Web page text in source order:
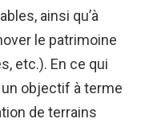
ainsi qu’à
le patrimoine
etc.). En ce qui
objectif à terme
de terrains